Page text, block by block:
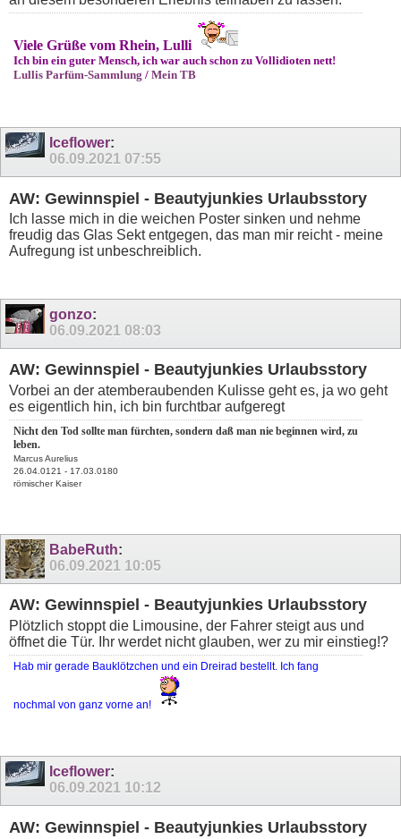
Viele Grüße vom Rhein, Lulli
Ich bin ein guter Mensch, ich war auch schon zu Vollidioten nett!
Lullis Parfüm-Sammlung / Mein TB
Iceflower:
06.09.2021 07:55
AW: Gewinnspiel - Beautyjunkies Urlaubsstory
Ich lasse mich in die weichen Poster sinken und nehme
freudig das Glas Sekt entgegen, das man mir reicht - meine
Aufregung ist unbeschreiblich.
gonzo:
06.09.2021 08:03
AW: Gewinnspiel - Beautyjunkies Urlaubsstory
Vorbei an der atemberaubenden Kulisse geht es, ja wo geht
es eigentlich hin, ich bin furchtbar aufgeregt
Nicht den Tod sollte man fürchten, sondern daß man nie beginnen wird, zu
leben.
Marcus Aurelius
26.04.0121 - 17.03.0180
römischer Kaiser
BabeRuth:
06.09.2021 10:05
AW: Gewinnspiel - Beautyjunkies Urlaubsstory
Plötzlich stoppt die Limousine, der Fahrer steigt aus und
öffnet die Tür. Ihr werdet nicht glauben, wer zu mir einstieg!?
Hab mir gerade Bauklötzchen und ein Dreirad bestellt. Ich fang
nochmal von ganz vorne an!
Iceflower:
06.09.2021 10:12
AW: Gewinnspiel - Beautyjunkies Urlaubsstory